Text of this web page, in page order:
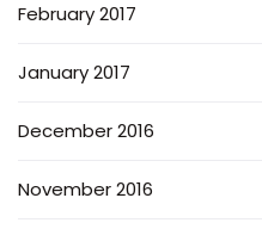
February 2017
January 2017
December 2016
November 2016